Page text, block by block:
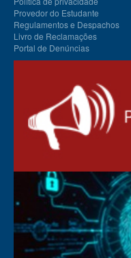
Provedor do Estudante
Regulamentos e Despachos
Livro de Reclamações
Portal de Denúncias